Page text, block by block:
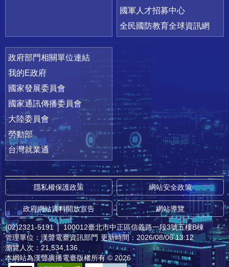
國軍人才招募中心
全民國防教育全球資訊網
政府部門相關單位連結
我的E政府
國家發展委員會
國家通訊傳播委員會
大陸委員會
勞動部
台灣就業通
隱私權保護政策 網站安全政策
政府網站資料開放宣告 網站導覽
(02)2321-5191 │ 100012臺北市中正區信義路一段3號五樓B棟
管理單位：漢聲電臺資訊部門 更新時間：2026/08/06 13:12
瀏覽人次：21,534,136
本網站為漢聲廣播電臺版權所有 © 2026